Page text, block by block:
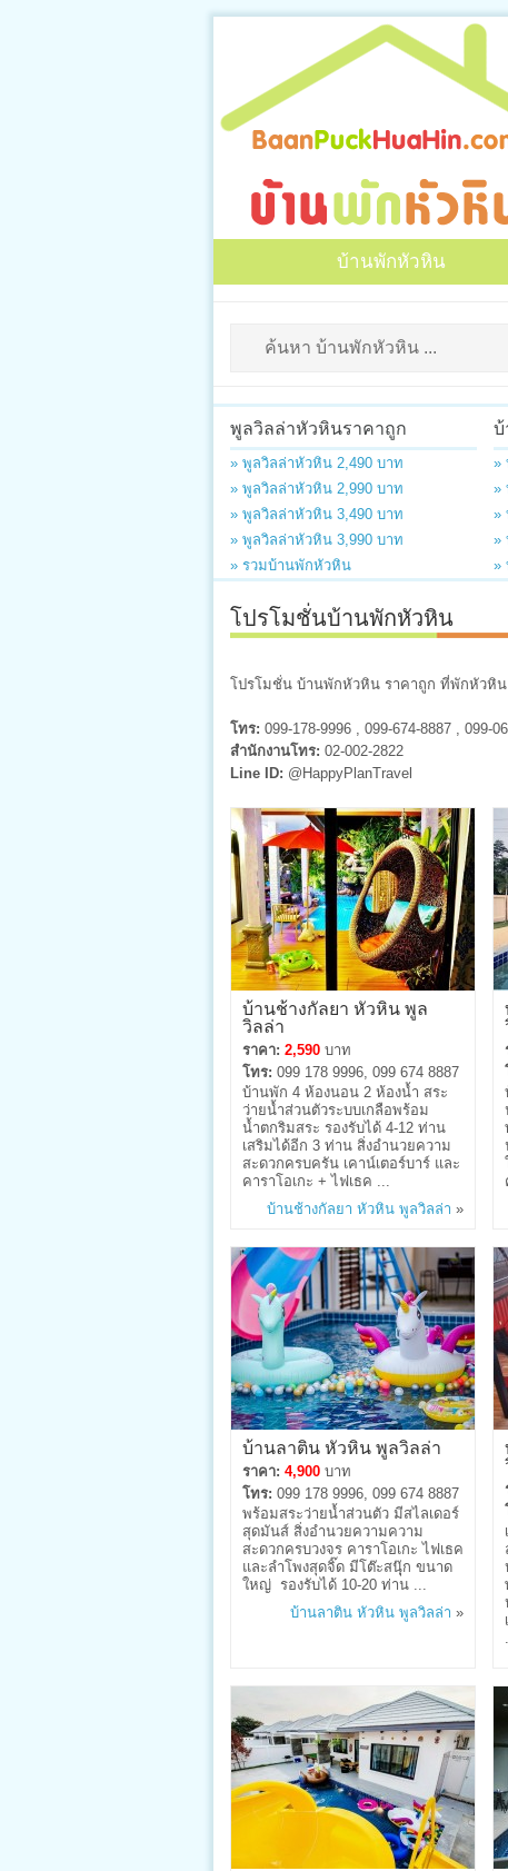
บ้านพักหัวหิน
พูลวิลล่าหัวหินราคาถูก
» พูลวิลล่าหัวหิน 2,490 บาท
» พูลวิลล่าหัวหิน 2,990 บาท
» พูลวิลล่าหัวหิน 3,490 บาท
» พูลวิลล่าหัวหิน 3,990 บาท
» รวมบ้านพักหัวหิน
»
»
»
»
»
โปรโมชั่นบ้านพักหัวหิน
โปรโมชั่น บ้านพักหัวหิน ราคาถูก ที่พักหัวหิน
โทร: 099-178-9996 , 099-674-8887 , 099-
สำนักงานโทร: 02-002-2822
Line ID: @HappyPlanTravel
บ้านช้างกัลยา หัวหิน พูล
วิลล่า
ราคา: 2,590 บาท
โทร: 099 178 9996, 099 674 8887
บ้านพัก 4 ห้องนอน 2 ห้องน้ำ สระ
ว่ายน้ำส่วนตัวระบบเกลือพร้อม
น้ำตกริมสระ รองรับได้ 4-12 ท่าน
เสริมได้อีก 3 ท่าน สิ่งอำนวยความ
สะดวกครบครัน เคาน์เตอร์บาร์ และ
คาราโอเกะ + ไฟเธค ...
บ้านช้างกัลยา หัวหิน พูลวิลล่า »
บ้านลาติน หัวหิน พูลวิลล่า
ราคา: 4,900 บาท
โทร: 099 178 9996, 099 674 8887
พร้อมสระว่ายน้ำส่วนตัว มีสไลเดอร์
สุดมันส์ สิ่งอำนวยความความ
สะดวกครบวงจร คาราโอเกะ ไฟเธค
และลำโพงสุดจิ๊ด มีโต๊ะสนุุ๊ก ขนาด
ใหญ่ รองรับได้ 10-20 ท่าน ...
บ้านลาติน หัวหิน พูลวิลล่า »